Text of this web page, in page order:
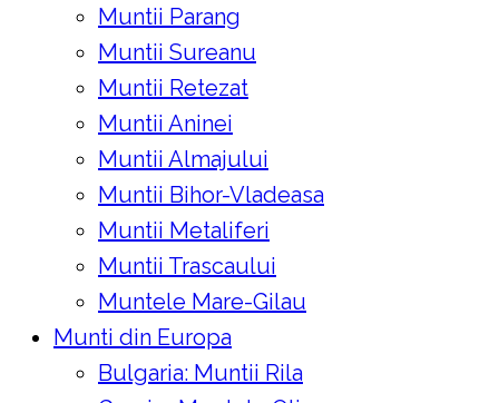
Muntii Parang
Muntii Sureanu
Muntii Retezat
Muntii Aninei
Muntii Almajului
Muntii Bihor-Vladeasa
Muntii Metaliferi
Muntii Trascaului
Muntele Mare-Gilau
Munti din Europa
Bulgaria: Muntii Rila